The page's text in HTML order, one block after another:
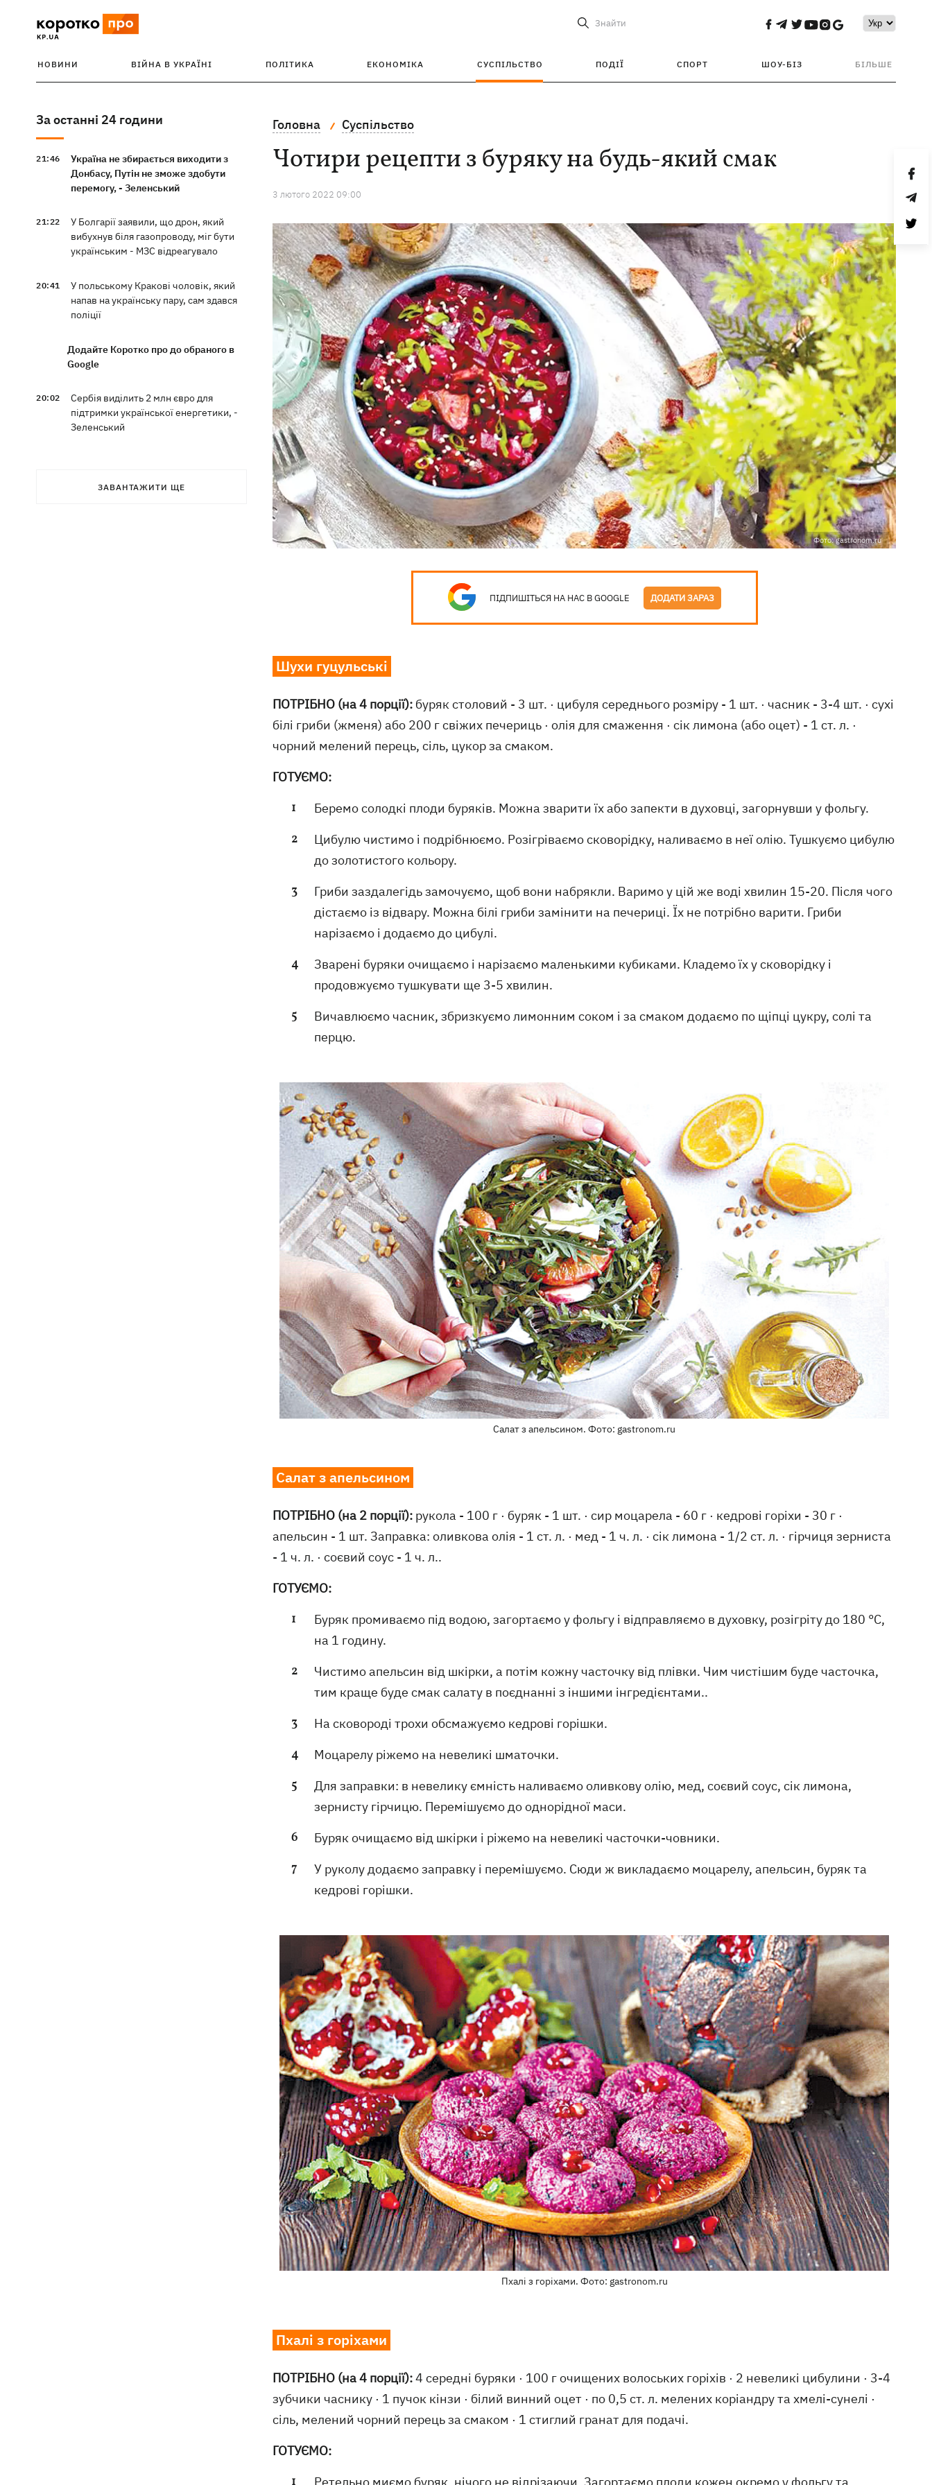
Знайти
НОВИНИ ВІЙНА В УКРАЇНІ ПОЛІТИКА ЕКОНОМІКА СУСПІЛЬСТВО ПОДІЇ СПОРТ ШОУ-БІЗ БІЛЬШЕ
За останні 24 години
21:46
Україна не збирається виходити з
Донбасу, Путін не зможе здобути
перемогу, - Зеленський
21:22
У Болгарії заявили, що дрон, який
вибухнув біля газопроводу, міг бути
українським - МЗС відреагувало
20:41
У польському Кракові чоловік, який
напав на українську пару, сам здався
поліції
Додайте Коротко про до обраного в
Google
20:02
Сербія виділить 2 млн євро для
підтримки української енергетики, -
Зеленський
затримання адміну
ЗАВАНТАЖИТИ ЩЕ
Головна Суспільство
Чотири рецепти з буряку на будь-який смак
3 лютого 2022 09:00
Фото: gastronom.ru
ПІДПИШІТЬСЯ НА НАС В GOOGLE ДОДАТИ ЗАРАЗ
Шухи гуцульські
ПОТРІБНО (на 4 порції): буряк столовий - 3 шт. · цибуля середнього розміру - 1 шт. · часник - 3-4 шт. · сухі
білі гриби (жменя) або 200 г свіжих печериць · олія для смаження · сік лимона (або оцет) - 1 ст. л. ·
чорний мелений перець, сіль, цукор за смаком.
ГОТУЄМО:
Беремо солодкі плоди буряків. Можна зварити їх або запекти в духовці, загорнувши у фольгу.
Цибулю чистимо і подрібнюємо. Розігріваємо сковорідку, наливаємо в неї олію. Тушкуємо цибулю
до золотистого кольору.
Гриби заздалегідь замочуємо, щоб вони набрякли. Варимо у цій же воді хвилин 15-20. Після чого
дістаємо із відвару. Можна білі гриби замінити на печериці. Їх не потрібно варити. Гриби
нарізаємо і додаємо до цибулі.
Зварені буряки очищаємо і нарізаємо маленькими кубиками. Кладемо їх у сковорідку і
продовжуємо тушкувати ще 3-5 хвилин.
Вичавлюємо часник, збризкуємо лимонним соком і за смаком додаємо по щіпці цукру, солі та
перцю.
Салат з апельсином. Фото: gastronom.ru
Салат з апельсином
ПОТРІБНО (на 2 порції): рукола - 100 г · буряк - 1 шт. · сир моцарела - 60 г · кедрові горіхи - 30 г ·
апельсин - 1 шт. Заправка: оливкова олія - 1 ст. л. · мед - 1 ч. л. · сік лимона - 1/2 ст. л. · гірчиця зерниста
- 1 ч. л. · соєвий соус - 1 ч. л..
ГОТУЄМО:
Буряк промиваємо під водою, загортаємо у фольгу і відправляємо в духовку, розігріту до 180 °С,
на 1 годину.
Чистимо апельсин від шкірки, а потім кожну часточку від плівки. Чим чистішим буде часточка,
тим краще буде смак салату в поєднанні з іншими інгредієнтами..
На сковороді трохи обсмажуємо кедрові горішки.
Моцарелу ріжемо на невеликі шматочки.
Для заправки: в невелику ємність наливаємо оливкову олію, мед, соєвий соус, сік лимона,
зернисту гірчицю. Перемішуємо до однорідної маси.
Буряк очищаємо від шкірки і ріжемо на невеликі часточки-човники.
У руколу додаємо заправку і перемішуємо. Сюди ж викладаємо моцарелу, апельсин, буряк та
кедрові горішки.
Пхалі з горіхами. Фото: gastronom.ru
Пхалі з горіхами
ПОТРІБНО (на 4 пор­ції):4 середні буряки · 100 г очищених волоських горіхів · 2 невеликі цибулини · 3-4
зубчики часнику · 1 пучок кінзи · білий винний оцет · по 0,5 ст. л. мелених коріандру та хмелі-сунелі ·
сіль, мелений чорний перець за смаком · 1 стиглий гранат для подачі.
ГОТУЄМО: